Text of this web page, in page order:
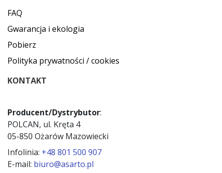
FAQ
Gwarancja i ekologia
Pobierz
Polityka prywatności / cookies
KONTAKT
Producent/Dystrybutor:
POLCAN, ul. Kręta 4
05-850 Ożarów Mazowiecki
Infolinia: +48 801 500 907
E-mail: biuro@asarto.pl